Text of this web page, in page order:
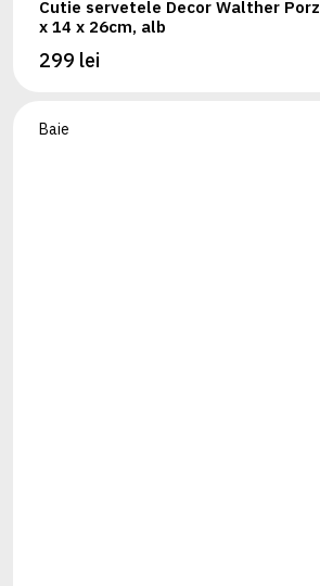
Cutie servetele Decor Walther
x 14 x 26cm, alb
299 lei
Baie